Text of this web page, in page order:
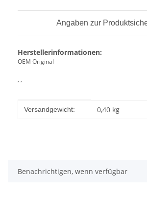
Angaben zur
Herstellerinformationen:
OEM Original
, ,
Produkteigenschaft
Wert
Versandgewicht: 0,40 kg
Benachrichtigen, wenn verfügbar